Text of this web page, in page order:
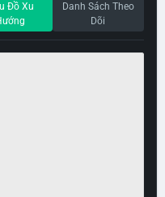
Đồ Xu
Danh Sách Theo
Dõi